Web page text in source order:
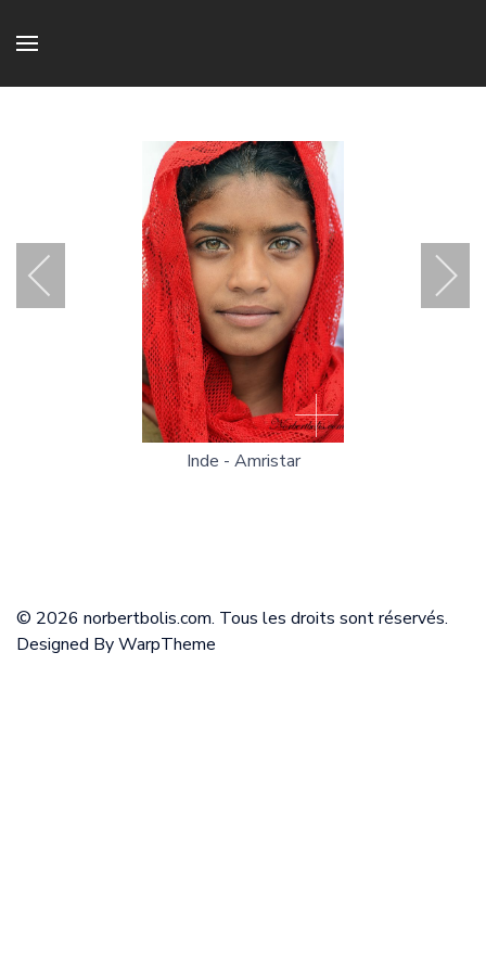
Inde - Amristar
© 2026 norbertbolis.com. Tous les droits sont réservés.
Designed ByWarpTheme